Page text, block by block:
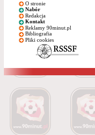
O stronie
Nabór
Redakcja
Kontakt
Reklamy 90minut.pl
Bibliografia
Pliki cookies